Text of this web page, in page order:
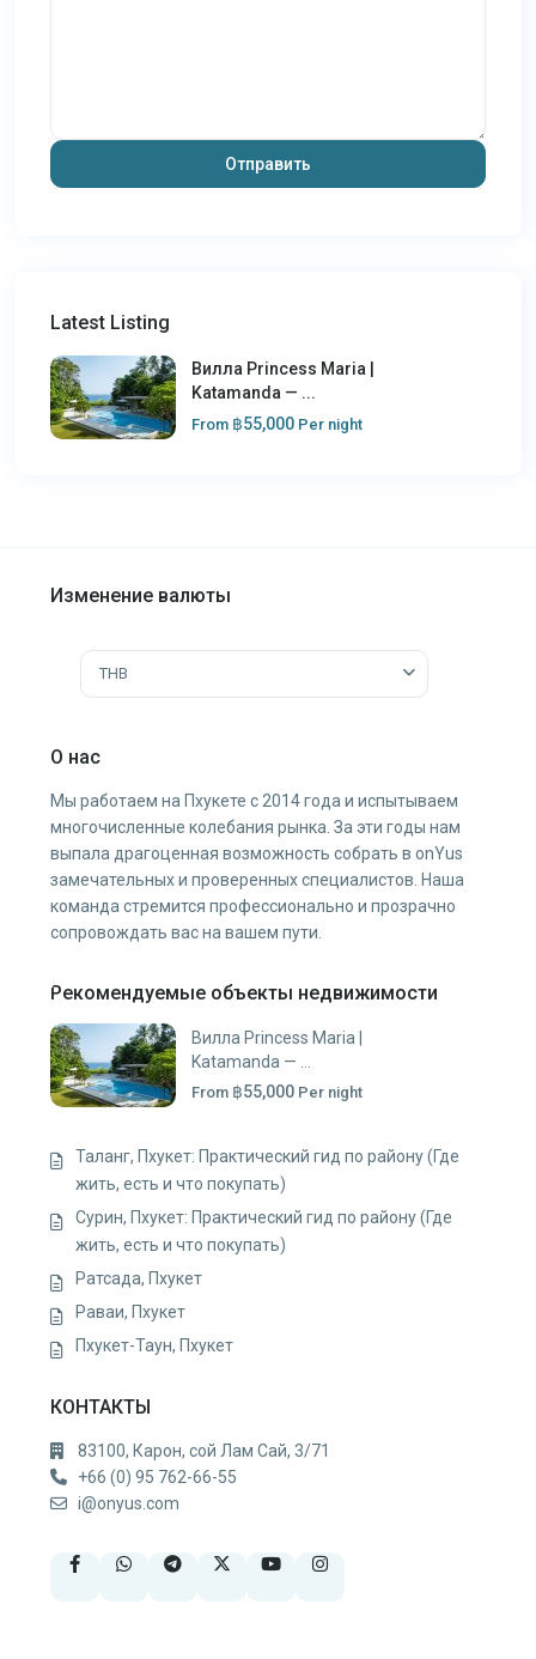
Latest Listing
Вилла Princess Maria |
Katamanda — ...
From ฿55,000 Per night
Изменение валюты
THB
О нас
Мы работаем на Пхукете с 2014 года и испытываем
многочисленные колебания рынка. За эти годы нам
выпала драгоценная возможность собрать в onYus
замечательных и проверенных специалистов. Наша
команда стремится профессионально и прозрачно
сопровождать вас на вашем пути.
Рекомендуемые объекты недвижимости
Вилла Princess Maria |
Katamanda — ...
From ฿55,000 Per night
Таланг, Пхукет: Практический гид по району (Где
жить, есть и что покупать)
Сурин, Пхукет: Практический гид по району (Где
жить, есть и что покупать)
Ратсада, Пхукет
Раваи, Пхукет
Пхукет-Таун, Пхукет
КОНТАКТЫ
83100, Карон, сой Лам Сай, 3/71
+66 (0) 95 762-66-55
i@onyus.com